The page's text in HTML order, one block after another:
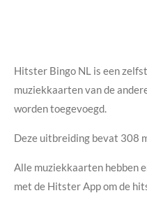
Hitster Bingo NL is een
muziekkaarten van de
worden toegevoegd.
Deze uitbreiding bevat 308
Alle muziekkaarten hebben
met de Hitster App om de